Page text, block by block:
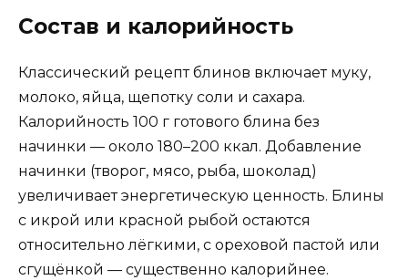
Состав и калорийность
Классический рецепт блинов включает муку,
молоко, яйца, щепотку соли и сахара.
Калорийность 100 г готового блина без
начинки — около 180–200 ккал. Добавление
начинки (творог, мясо, рыба, шоколад)
увеличивает энергетическую ценность. Блины
с икрой или красной рыбой остаются
относительно лёгкими, с ореховой пастой или
сгущёнкой — существенно калорийнее.